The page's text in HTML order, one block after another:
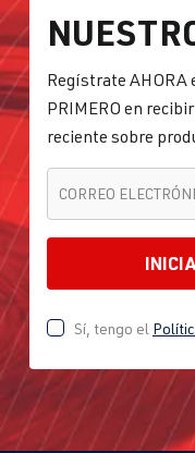
Regístrate
PRIMERO en
reciente sobre
CORREO
Sí, tengo el